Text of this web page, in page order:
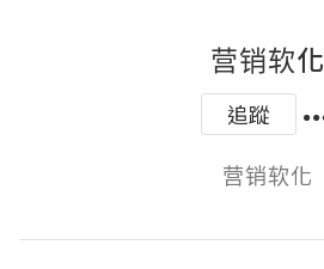
营销软化
追蹤
营销软化